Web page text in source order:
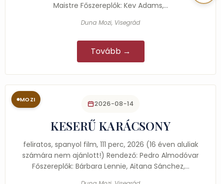
Maistre Főszereplők: Kev Adams,…
Duna Mozi, Visegrád
Tovább →
MOZI 2026-08-14
KESERŰ KARÁCSONY
feliratos, spanyol film, 111 perc, 2026 (16 éven aluliak
számára nem ajánlott!) Rendező: Pedro Almodóvar
Főszereplők: Bárbara Lennie, Aitana Sánchez,…